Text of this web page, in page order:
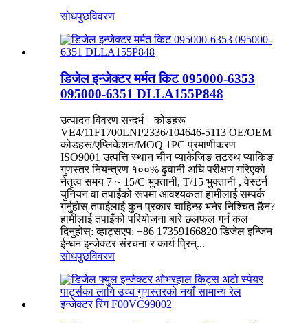
सोधपुछविवरण
डिजेल इन्जेक्टर मर्मत किट 095000-6353
095000-6351 DLLA155P848
उत्पादन विवरण सन्दर्भ। कोडहरू
VE4/11F1700LNP2336/104646-5113 OE/OEM
कोडहरू/एप्लिकेशन/MOQ 1PC प्रमाणीकरण
ISO9001 उत्पत्ति स्थान चीन प्याकेजिङ तटस्थ प्याकिङ
गुणस्तर नियन्त्रण १००% ढुवानी अघि परीक्षण गरिएको
नेतृत्व समय 7 ~ 15/C भुक्तानी, T/15 भुक्तानी , वेस्टर्न
युनियन वा तपाईंको रूपमा आवश्यकता हामीलाई सम्पर्क
गर्नुहोस् तपाईलाई कुन प्रकार चाहिन्छ भनेर निश्चित छैन?
हामीलाई तपाइँको परियोजना बारे छलफल गर्न कल
दिनुहोस्: व्हाट्सएप: +86 17359166820 डिजेल इन्जिन
ईन्धन इन्जेक्टर संरचना र कार्य प्रिन्...
सोधपुछविवरण